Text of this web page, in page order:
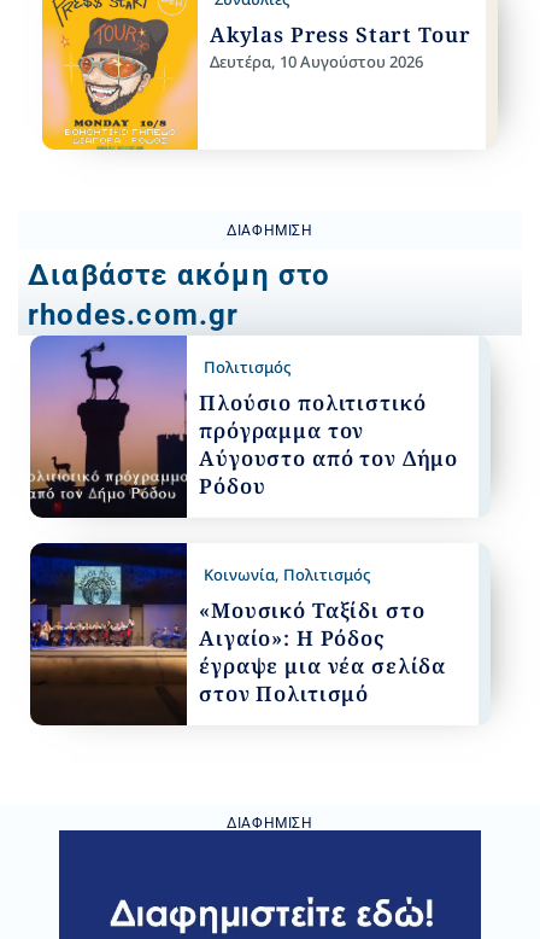
Akylas Press Start Tour
Δευτέρα, 10 Αυγούστου 2026
ΔΙΑΦΉΜΙΣΗ
Διαβάστε ακόμη στο
rhodes.com.gr
Πολιτισμός
Πλούσιο πολιτιστικό
πρόγραμμα τον
Αύγουστο από τον Δήμο
Ρόδου
Κοινωνία, Πολιτισμός
«Μουσικό Ταξίδι στο
Αιγαίο»: Η Ρόδος
έγραψε μια νέα σελίδα
στον Πολιτισμό
ΔΙΑΦΉΜΙΣΗ